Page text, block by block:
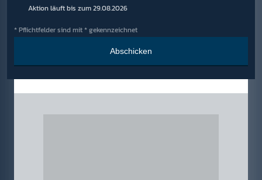
Aktion läuft bis zum 29.08.2026
* Pflichtfelder sind mit * gekennzeichnet